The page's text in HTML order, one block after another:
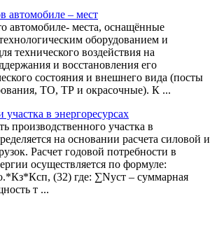
автомобиле – мест
автомобиле- места, оснащённые
оборудованием и
технического воздействия на
и восстановления его
состояния и внешнего вида (посты
ТО, ТР и окрасочные). К ...
участка в энергоресурсах
производственного участка в
на основании расчета силовой и
Расчет годовой потребности в
осуществляется по формуле:
(32) где: ∑Nуст – суммарная
т ...